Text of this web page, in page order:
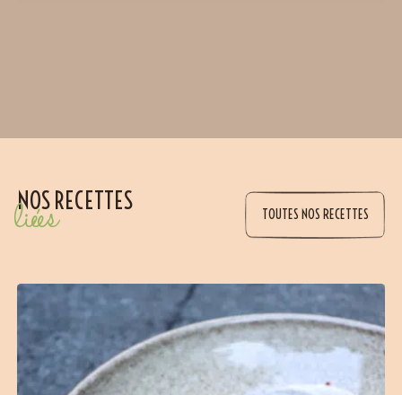
NOS RECETTES
liées TOUTES NOS RECETTES